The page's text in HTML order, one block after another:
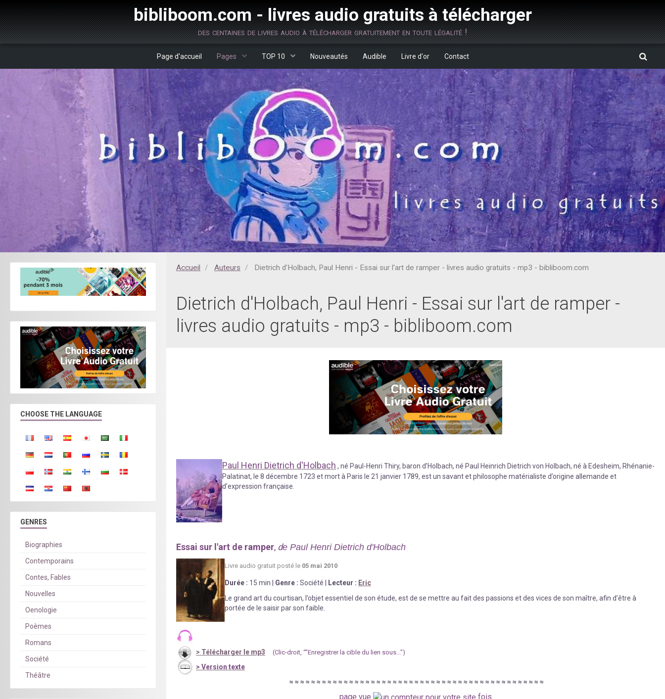
bibliboom.com - livres audio gratuits à télécharger
des centaines de livres audio à télécharger gratuitement en toute légalité !
Page d'accueil Pages TOP 10 Nouveautés Audible Livre d'or Contact
Accueil Auteurs Dietrich d'Holbach, Paul Henri - Essai sur l'art de ramper - livres audio gratuits - mp3 - bibliboom.com
Dietrich d'Holbach, Paul Henri - Essai sur l'art de ramper -
livres audio gratuits - mp3 - bibliboom.com
Paul Henri Dietrich d'Holbach , né Paul-Henri Thiry, baron d’Holbach, né Paul Heinrich Dietrich von Holbach, né à Edesheim, Rhénanie-
Palatinat, le 8 décembre 1723 et mort à Paris le 21 janvier 1789, est un savant et philosophe matérialiste d’origine allemande et
d’expression française.
Essai sur l'art de ramper, de Paul Henri Dietrich d'Holbach
Livre aud io gratuit posté le 05 mai 2010
Durée : 15 min Genre : Société Lecteur : Eric
Le grand art du courtisan, l’objet essentiel de son étude, est de se mettre au fait des passions et des vices de son maître, afin d’être à
portée de le saisir par son faible.
> Télécharger le mp3 (Clic-droit, “"Enregistrer la cible du lien sous...")
> Version texte
≈ ≈ ≈ ≈ ≈ ≈ ≈ ≈ ≈ ≈ ≈ ≈ ≈ ≈ ≈ ≈ ≈ ≈ ≈ ≈ ≈ ≈ ≈ ≈ ≈ ≈ ≈ ≈ ≈ ≈ ≈ ≈ ≈ ≈ ≈ ≈ ≈ ≈ ≈ ≈ ≈ ≈ ≈ ≈ ≈ ≈ ≈
page vue fois
CHOOSE THE LANGUAGE
GENRES
Biographies
Contemporains
Contes, Fables
Nouvelles
Oenologie
Poèmes
Romans
Société
Théâtre